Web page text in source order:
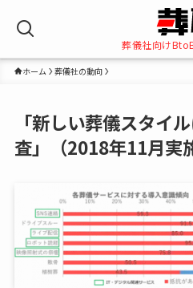
葬儀社向け
ホーム 葬儀社の動向
「新しい葬儀スタイ
査」（2018年11月実